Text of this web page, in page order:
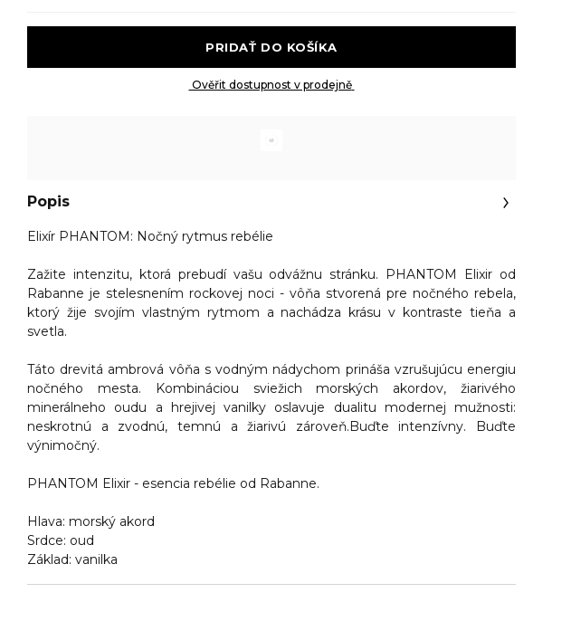
Ověřit dostupnost v prodejně
Popis
Elixír PHANTOM: Nočný rytmus rebélie
Zažite intenzitu, ktorá prebudí vašu odvážnu stránku. PHANTOM Elixir od
Rabanne je stelesnením rockovej noci - vôňa stvorená pre nočného rebela,
ktorý žije svojím vlastným rytmom a nachádza krásu v kontraste tieňa a
svetla.
Táto drevitá ambrová vôňa s vodným nádychom prináša vzrušujúcu energiu
nočného mesta. Kombináciou sviežich morských akordov, žiarivého
minerálneho oudu a hrejivej vanilky oslavuje dualitu modernej mužnosti:
neskrotnú a zvodnú, temnú a žiarivú zároveň.Buďte intenzívny. Buďte
výnimočný.
PHANTOM Elixir - esencia rebélie od Rabanne.
Hlava: morský akord
Srdce: oud
Základ: vanilka